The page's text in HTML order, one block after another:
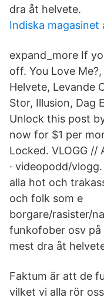
dra åt helvete.
Indiska magasinet
expand_more If
off. You Love
Helvete, Levande
Stor, Illusion, Dag
Unlock this post
now for $1 per
Locked. VLOGG
· videopodd/
alla hot och
och folk som e
borgare/rasister/
funkofober osv på
mest dra åt
Faktum är att de
vilket vi alla rör